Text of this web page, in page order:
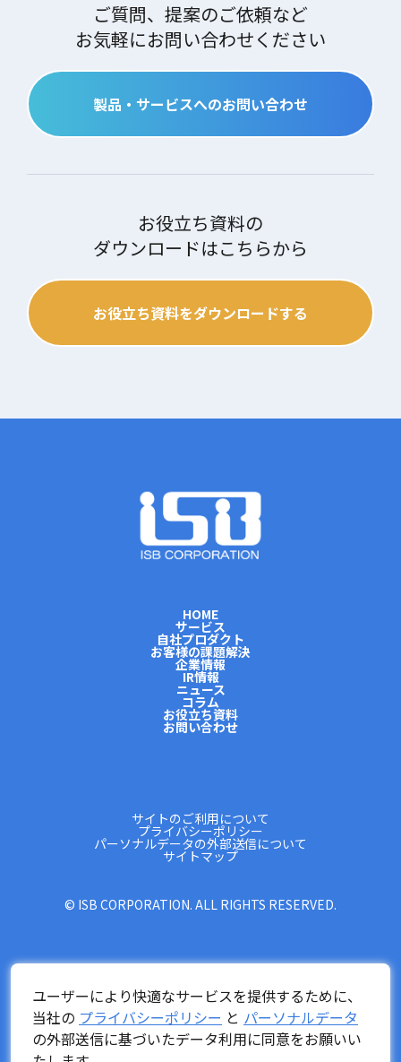
ご質問、提案のご依頼など
お気軽にお問い合わせください
製品・サービスへのお問い合わせ
お役立ち資料の
ダウンロードはこちらから
お役立ち資料をダウンロードする
ユーザーにより快適なサービスを提供するために、
当社の プライバシーポリシー と パーソナルデータ
の外部送信に基づいたデータ利用に同意をお願いい
HOME
サービス
自社プロダクト
お客様の課題解決
企業情報
IR情報
ニュース
コラム
お役立ち資料
お問い合わせ
サイトのご利用について
プライバシーポリシー
パーソナルデータの外部送信について
サイトマップ
© ISB CORPORATION. ALL RIGHTS RESERVED.